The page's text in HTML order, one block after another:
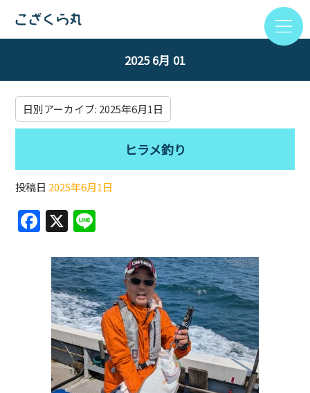
2025 6月 01
日別アーカイブ: 2025年6月1日
ヒラメ釣り
投稿日 2025年6月1日
F
c
e
b
o
o
k
X
e